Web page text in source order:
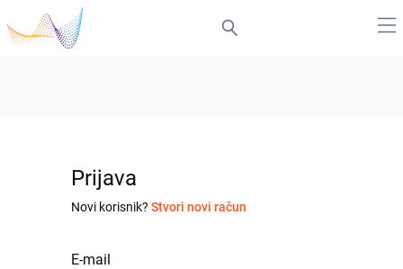
Prijava
Novi korisnik? Stvori novi račun
E-mail